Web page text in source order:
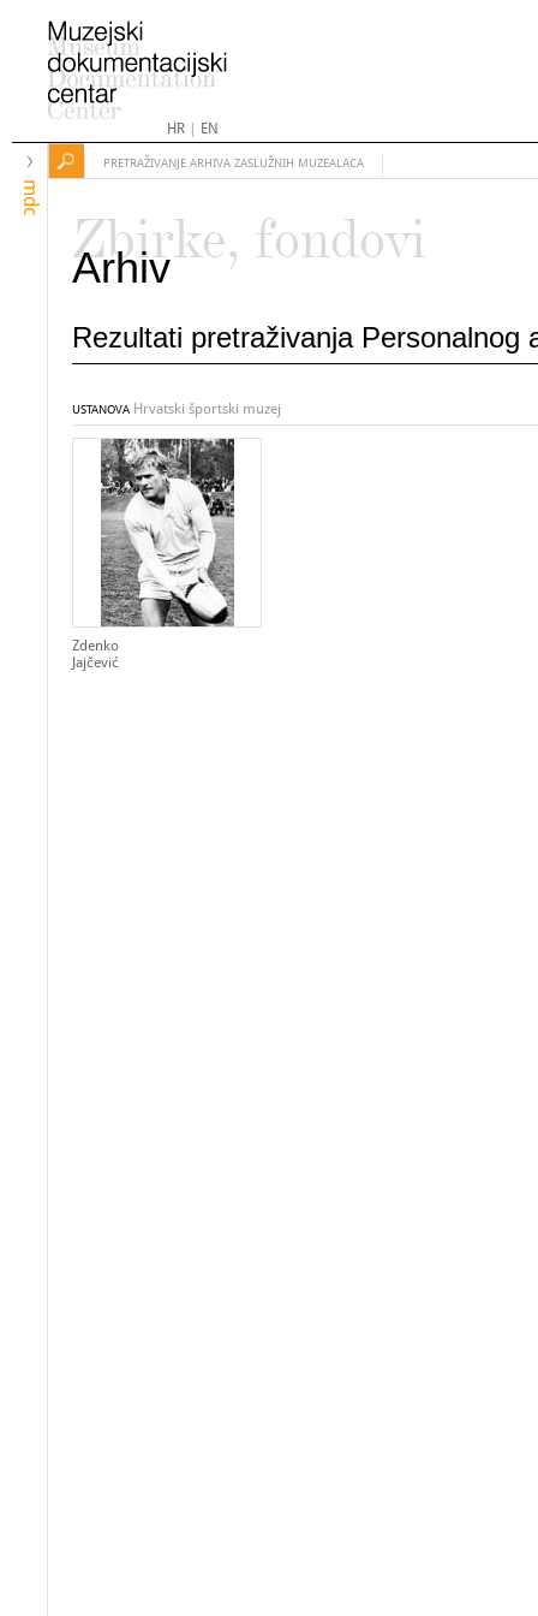
HR| EN
mdc
PRETRAŽIVANJE ARHIVA ZASLUŽNIH MUZEALACA
Zbirke, fondovi
Arhiv
Rezultati pretraživanja
USTANOVA Hrvatski športski muzej
Zdenko
Jajčević